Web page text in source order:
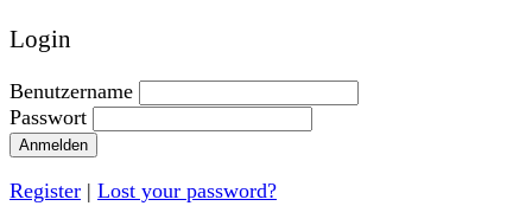
Login
Benutzername
Passwort
Anmelden
Register | Lost your password?